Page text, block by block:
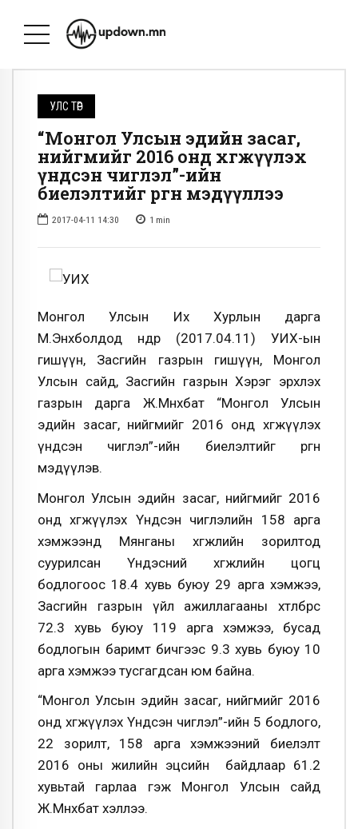
УЛС ТӨР
“Монгол Улсын эдийн засаг,
нийгмийг 2016 онд хөгжүүлэх
үндсэн чиглэл”-ийн
биелэлтийг өргөн мэдүүллээ
2017-04-11 14:30 1 min
Монгол Улсын Их Хурлын дарга
М.Энхболдод өнөөдөр (2017.04.11) УИХ-ын
гишүүн, Засгийн газрын гишүүн, Монгол
Улсын сайд, Засгийн газрын Хэрэг эрхлэх
газрын дарга Ж.Мөнхбат “Монгол Улсын
эдийн засаг, нийгмийг 2016 онд хөгжүүлэх
үндсэн чиглэл”-ийн биелэлтийг өргөн
мэдүүлэв.
Монгол Улсын эдийн засаг, нийгмийг 2016
онд хөгжүүлэх Үндсэн чиглэлийн 158 арга
хэмжээнд Мянганы хөгжлийн зорилтод
суурилсан Үндэсний хөгжлийн цогц
бодлогоос 18.4 хувь буюу 29 арга хэмжээ,
Засгийн газрын үйл ажиллагааны хөтөлбөрөөс
72.3 хувь буюу 119 арга хэмжээ, бусад
бодлогын баримт бичгээс 9.3 хувь буюу 10
арга хэмжээ тусгагдсан юм байна.
“Монгол Улсын эдийн засаг, нийгмийг 2016
онд хөгжүүлэх Үндсэн чиглэл”-ийн 5 бодлого,
22 зорилт, 158 арга хэмжээний биелэлт
2016 оны жилийн эцсийн байдлаар 61.2
хувьтай гарлаа гэж Монгол Улсын сайд
Ж.Мөнхбат хэллээ.